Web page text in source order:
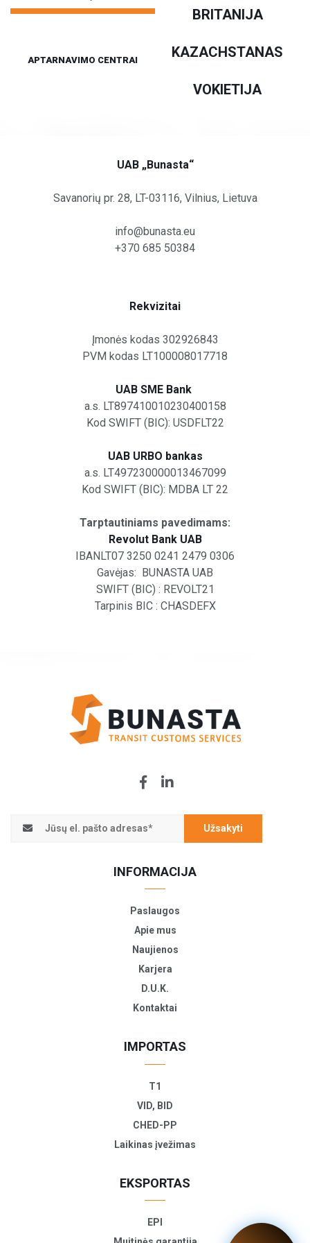
Sandėliavimo paslaugos
Vilkikų stovėjimo aikštelės
Pagal šalį
Aptarnavimo centrai
APTARNAVIMO CENTRAI
BRITANIJA
KAZACHSTANAS
VOKIETIJA
UAB „Bunasta“
Savanorių pr. 28, LT-03116, Vilnius, Lietuva
info@bunasta.eu
+370 685 50384
Rekvizitai
Įmonės kodas 302926843
PVM kodas LT100008017718
UAB SME Bank
a.s. LT897410010230400158
Kod SWIFT (BIC): USDFLT22
UAB URBO bankas
a.s. LT497230000013467099
Kod SWIFT (BIC): MDBA LT 22
Tarptautiniams pavedimams:
Revolut Bank UAB
IBANLT07 3250 0241 2479 0306
Gavėjas: BUNASTA UAB
SWIFT (BIC) : REVOLT21
Tarpinis BIC : CHASDEFX
Užsakyti
INFORMACIJA
Paslaugos
Apie mus
Naujienos
Karjera
D.U.K.
Kontaktai
IMPORTAS
T1
VID, BID
CHED-PP
Laikinas įvežimas
EKSPORTAS
EPI